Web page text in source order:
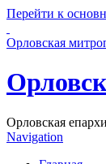
Перейти к
Орловская
Орловская
Navigation